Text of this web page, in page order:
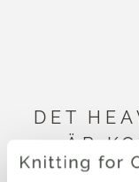
DET
ÄR
DETTA